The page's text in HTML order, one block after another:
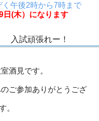
午後2時から7時まで
日(木）になります
試頑張れー！
酒見です。
ご参加ありがとうござ
。